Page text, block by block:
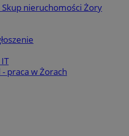
Skup nieruchomości Żory
praca w Żorach